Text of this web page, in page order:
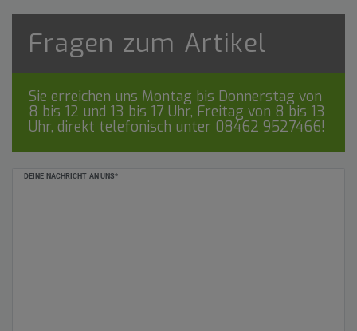
Fragen zum Artikel
Sie erreichen uns Montag bis Donnerstag von
8 bis 12 und 13 bis 17 Uhr, Freitag von 8 bis 13
Uhr, direkt telefonisch unter 08462 9527466!
DEINE NACHRICHT AN UNS*
Ceres::Template.mailFormHoneypotLabel